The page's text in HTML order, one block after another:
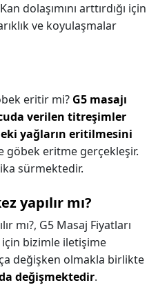
dolaşımını arttırdığı için
ve koyulaşmalar
eritir mi? G5 masajı
verilen titreşimler
yağların eritilmesini
göbek eritme gerçekleşir.
sürmektedir.
yapılır mı?
mı?, G5 Masaj Fiyatları
için bizimle iletişime
değişken olmakla birlikte
değişmektedir.